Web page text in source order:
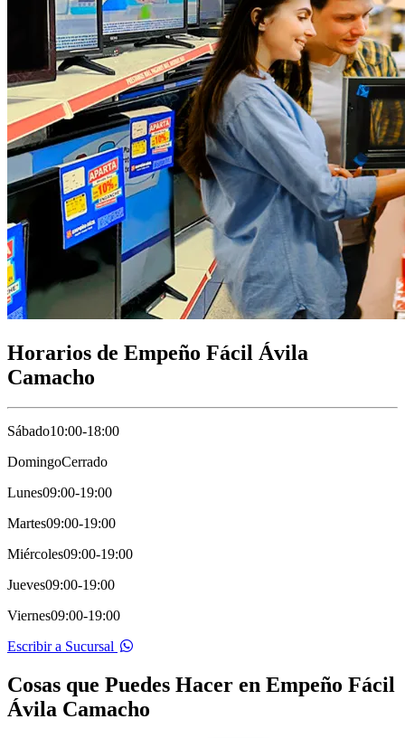
Horarios de Empeño Fácil Ávila
Camacho
Sábado10:00-18:00
DomingoCerrado
Lunes09:00-19:00
Martes09:00-19:00
Miércoles09:00-19:00
Jueves09:00-19:00
Viernes09:00-19:00
Escribir a Sucursal
Cosas que Puedes Hacer en Empeño Fácil
Ávila Camacho